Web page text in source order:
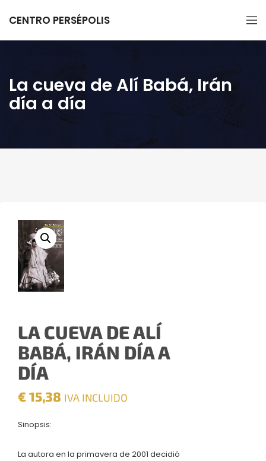
CENTRO PERSÉPOLIS
La cueva de Alí Babá, Irán
día a día
LA CUEVA DE ALÍ
BABÁ, IRÁN DÍA A
DÍA
€15,38 IVA INCLUIDO
Sinopsis:
La autora en la primavera de 2001 decidió